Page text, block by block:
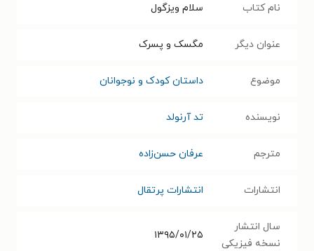
نام کتاب سلام ویزگول
عنوان دیگر مگسک و پسرک
موضوع داستان کودک و نوجوانان
نویسنده تد آرنولد
مترجم عرفان حسن‌زاده
انتشارات انتشارات پرتقال
سال انتشار
نسخه فیزیکی
۱۳۹۵/۰۱/۲۵